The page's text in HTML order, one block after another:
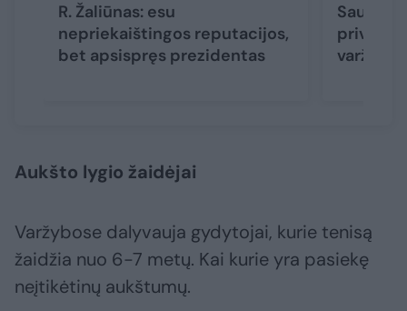
R. Žaliūnas: esu
nepriekaištingos reputacijos,
bet apsispręs prezidentas
varžybas
Aukšto lygio žaidėjai
Varžybose dalyvauja gydytojai, kurie tenisą
žaidžia nuo 6-7 metų. Kai kurie yra pasiekę
neįtikėtinų aukštumų.